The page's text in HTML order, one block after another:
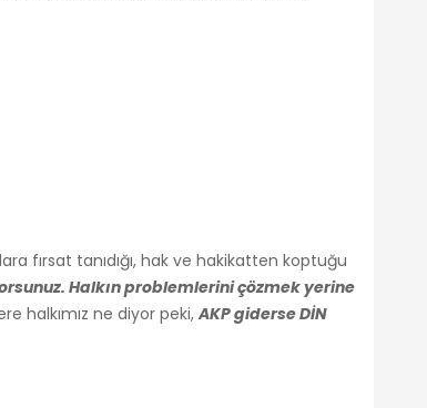
fırsat tanıdığı, hak ve hakikatten koptuğu
Halkın problemlerini çözmek yerine
halkımız ne diyor peki,AKP giderse DİN